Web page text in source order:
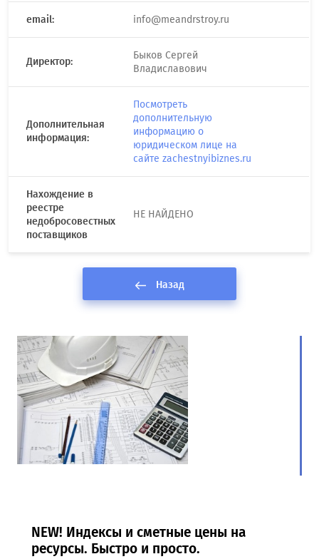
email: info@meandrstroy.ru
Директор:
Быков Сергей
Владиславович
Дополнительная
информация:
Посмотреть
дополнительную
информацию о
юридическом лице на
сайте zachestnyibiznes.ru
Нахождение в
реестре
недобросовестных
поставщиков
НЕ НАЙДЕНО
Назад
NEW! Индексы и сметные цены на
ресурсы. Быстро и просто.